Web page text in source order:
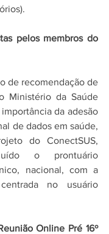
pelos membros do
de recomendação de
Ministério da Saúde
da adesão
de dados em saúde,
do ConectSUS,
o prontuário
nacional, com a
no usuário
Online Pré 16º